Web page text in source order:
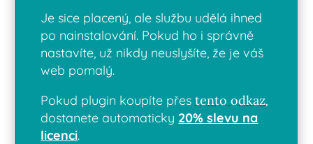
Je sice placený, ale službu udělá ihned
po nainstalování. Pokud ho i správně
nastavíte, už nikdy neuslyšíte, že je váš
web pomalý.
Pokud plugin koupíte přestento odkaz,
dostanete automaticky 20% slevu na
licenci.